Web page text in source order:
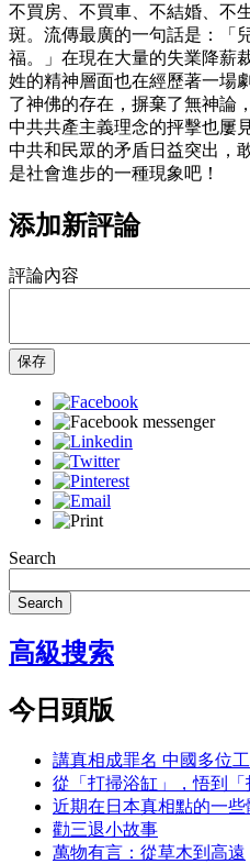
不買房、不買車、不結婚、不
斑。流傳最廣的一句話是：「
福。」在現在大量的失業降薪
姓的精神層面也在經歷著一場
了神佛的存在，摒棄了無神論
中共共產主義理念的抨擊也屢
中共和民眾的矛盾日益突出，
是社會進步的一種現象吧！
添加新評論
評論內容
保存
Search
Search
高級搜索
今日頭版
講真相成罪名 中國多位
從「打掃浴缸」，悟到「
近期在日本真相點的一些
勸三退小故事
萬物有言：從草木到高遠